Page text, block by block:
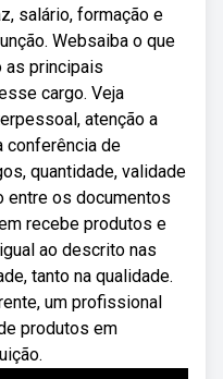
salário, formação e
Websaiba o que
as principais
cargo. Veja
atenção a
conferência de
quantidade, validade
entre os documentos
recebe produtos e
ao descrito nas
tanto na qualidade.
um profissional
produtos em